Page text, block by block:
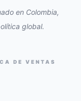
en Colombia,
global.
DE VENTAS